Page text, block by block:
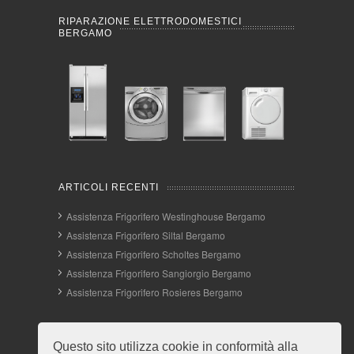
Questo sito utilizza cookie in conformità alla
RIPARAZIONE ELETTRODOMESTICI
BERGAMO
ARTICOLI RECENTI
Assistenza Frigorifero Westinghouse Bergamo
Assistenza Frigorifero Siltal Bergamo
Assistenza Frigorifero Scholtes Bergamo
Assistenza Frigorifero Sangiorgio Bergamo
Assistenza Frigorifero Rosieres Bergamo